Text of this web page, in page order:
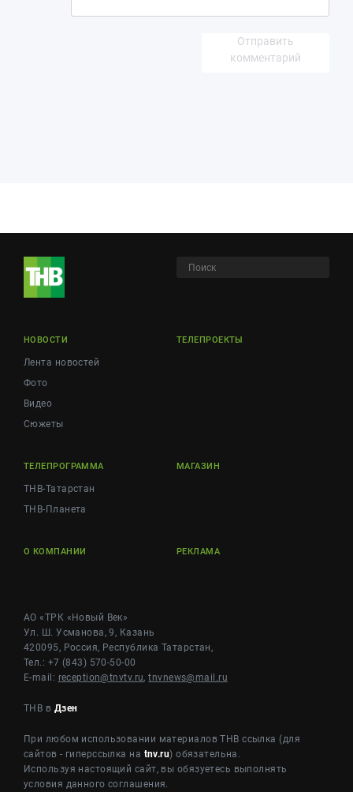
Отправить
комментарий
НОВОСТИ
Лента новостей
Фото
Видео
Сюжеты
ТЕЛЕПРОЕКТЫ
ТЕЛЕПРОГРАММА
ТНВ-Татарстан
ТНВ-Планета
МАГАЗИН
О КОМПАНИИ РЕКЛАМА
АО «ТРК «Новый Век»
Ул. Ш. Усманова, 9, Казань
420095, Россия, Республика Татарстан,
Тел.: +7 (843) 570-50-00
E-mail: reception@tnvtv.ru,tnvnews@mail.ru
ТНВ в Дзен
При любом использовании материалов ТНВ ссылка (для
сайтов - гиперссылка на tnv.ru) обязательна.
Используя настоящий сайт, вы обязуетесь выполнять
условия данного соглашения.